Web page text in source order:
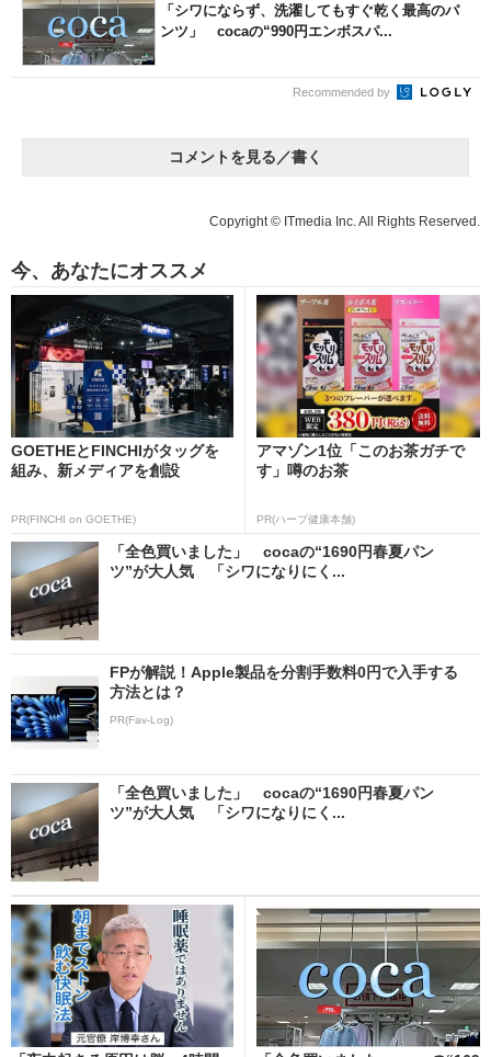
「シワにならず、洗濯してもすぐ乾く最高のパ
ンツ」 cocaの“990円エンボスパ...
Recommended by
コメントを見る／書く
Copyright © ITmedia Inc. All Rights Reserved.
今、あなたにオススメ
GOETHEとFINCHIがタッグを
組み、新メディアを創設
PR(FINCHI on GOETHE)
アマゾン1位「このお茶ガチで
す」噂のお茶
PR(ハーブ健康本舗)
「全色買いました」 cocaの“1690円春夏パン
ツ”が大人気 「シワになりにく...
FPが解説！Apple製品を分割手数料0円で入手する
方法とは？
PR(Fav-Log)
「全色買いました」 cocaの“1690円春夏パン
ツ”が大人気 「シワになりにく...